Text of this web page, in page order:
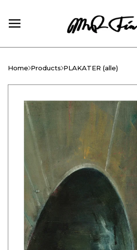
Home Products PLAKATER (alle)